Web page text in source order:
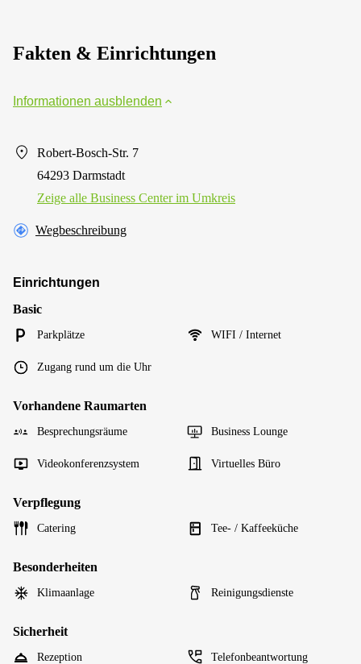
Fakten & Einrichtungen
Informationen ausblenden
Robert-Bosch-Str. 7
64293 Darmstadt
Zeige alle Business Center im Umkreis
Wegbeschreibung
Einrichtungen
Basic
Parkplätze WIFI / Internet
Zugang rund um die Uhr
Vorhandene Raumarten
Besprechungsräume Business Lounge
Videokonferenzsystem Virtuelles Büro
Verpflegung
Catering Tee- / Kaffeeküche
Besonderheiten
Klimaanlage Reinigungsdienste
Sicherheit
Rezeption Telefonbeantwortung